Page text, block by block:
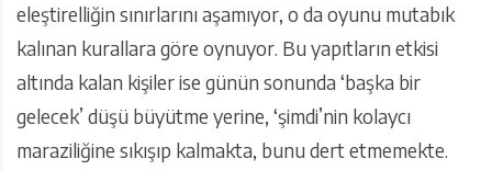
eleştirelliğin sınırlarını aşamıyor, o da oyunu mutabık
kalınan kurallara göre oynuyor. Bu yapıtların etkisi
altında kalan kişiler ise günün sonunda ‘başka bir
gelecek’ düşü büyütme yerine, ‘şimdi’nin kolaycı
maraziliğine sıkışıp kalmakta, bunu dert etmemekte.